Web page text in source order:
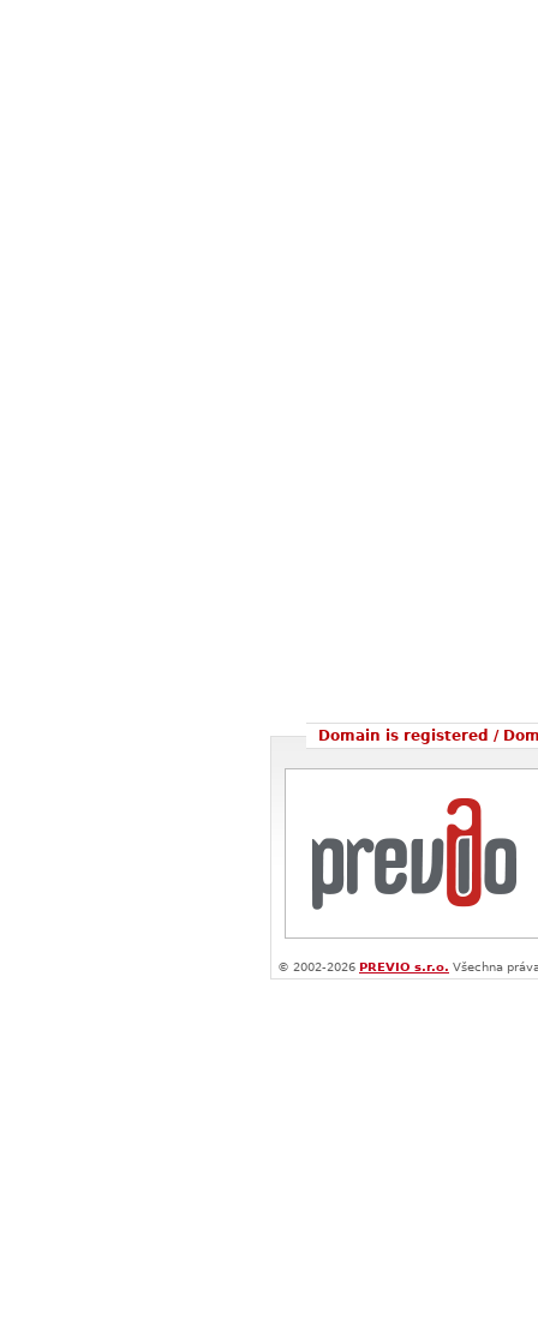
Domain is registered /
© 2002-2026 PREVIO s.r.o. Všechna